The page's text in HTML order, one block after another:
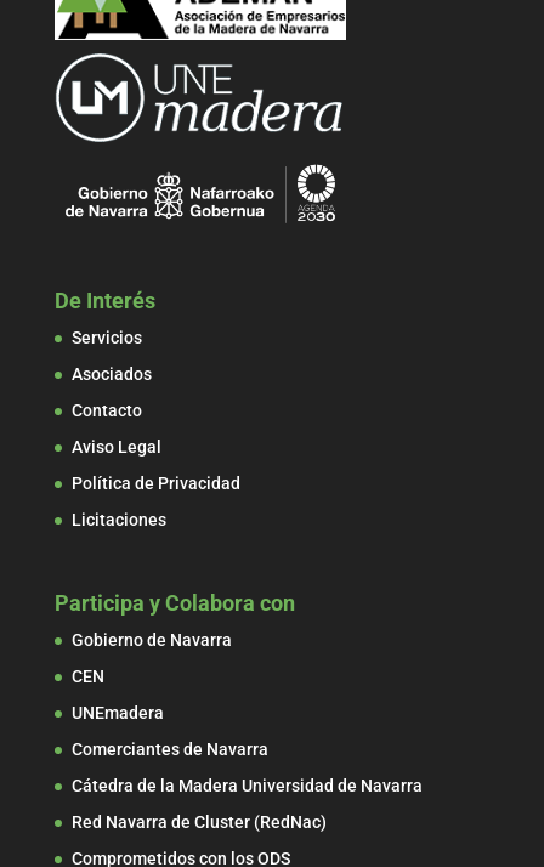
De Interés
Servicios
Asociados
Contacto
Aviso Legal
Política de Privacidad
Licitaciones
Participa y Colabora con
Gobierno de Navarra
CEN
UNEmadera
Comerciantes de Navarra
Cátedra de la Madera Universidad de Navarra
Red Navarra de Cluster (RedNac)
Comprometidos con los ODS